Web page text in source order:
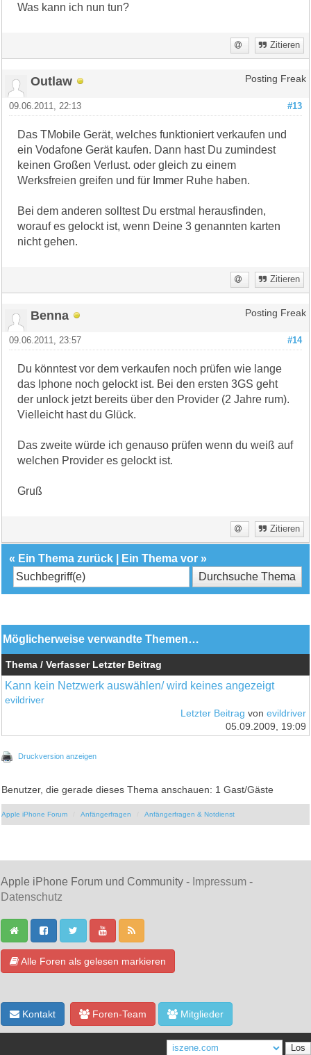
Was kann ich nun tun?
Zitieren
Outlaw Posting Freak
#13
09.06.2011, 22:13
Das TMobile Gerät, welches funktioniert verkaufen und
ein Vodafone Gerät kaufen. Dann hast Du zumindest
keinen Großen Verlust. oder gleich zu einem
Werksfreien greifen und für Immer Ruhe haben.
Bei dem anderen solltest Du erstmal herausfinden,
worauf es gelockt ist, wenn Deine 3 genannten karten
nicht gehen.
Zitieren
Benna Posting Freak
#14
09.06.2011, 23:57
Du könntest vor dem verkaufen noch prüfen wie lange
das Iphone noch gelockt ist. Bei den ersten 3GS geht
der unlock jetzt bereits über den Provider (2 Jahre rum).
Vielleicht hast du Glück.
Das zweite würde ich genauso prüfen wenn du weiß auf
welchen Provider es gelockt ist.
Gruß
Zitieren
« Ein Thema zurück Ein Thema vor »
Möglicherweise verwandte Themen…
Thema / Verfasser Letzter Beitrag
Kann kein Netzwerk auswählen/ wird keines angezeigt
evildriver
Letzter Beitrag von evildriver
05.09.2009, 19:09
Druckversion anzeigen
Benutzer, die gerade dieses Thema anschauen: 1 Gast/Gäste
Apple iPhone Forum Anfängerfragen Anfängerfragen & Notdienst
Apple iPhone Forum und Community - Impressum -
Datenschutz
Alle Foren als gelesen markieren
Kontakt Foren-Team Mitglieder